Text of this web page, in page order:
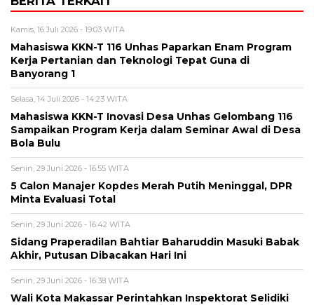
Kamis, 16 Juli 2026 - 19:03 WITA
Mahasiswa KKN-T 116 Unhas Paparkan Enam Program
Kerja Pertanian dan Teknologi Tepat Guna di
Banyorang 1
Selasa, 14 Juli 2026 - 14:23 WITA
Mahasiswa KKN-T Inovasi Desa Unhas Gelombang 116
Sampaikan Program Kerja dalam Seminar Awal di Desa
Bola Bulu
Senin, 29 Juni 2026 - 16:55 WITA
5 Calon Manajer Kopdes Merah Putih Meninggal, DPR
Minta Evaluasi Total
Senin, 29 Juni 2026 - 16:42 WITA
Sidang Praperadilan Bahtiar Baharuddin Masuki Babak
Akhir, Putusan Dibacakan Hari Ini
Senin, 29 Juni 2026 - 16:38 WITA
Wali Kota Makassar Perintahkan Inspektorat Selidiki